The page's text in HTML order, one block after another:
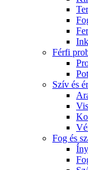
Férfi
Szív és
Fog és